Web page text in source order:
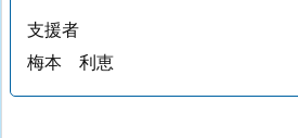
支援者
梅本 利恵